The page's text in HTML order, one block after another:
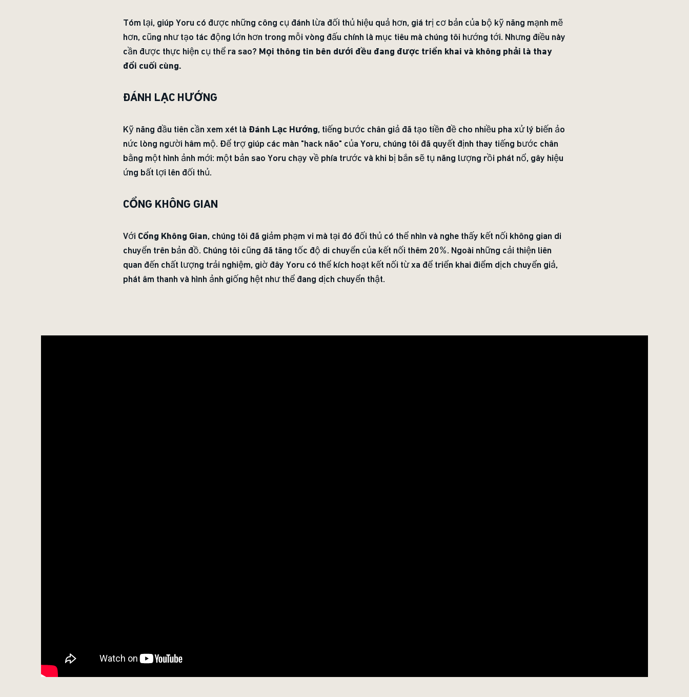
Tóm lại, giúp Yoru có được những công cụ đánh lừa đối thủ hiệu quả hơn, giá trị cơ bản của bộ kỹ năng mạnh mẽ
hơn, cũng như tạo tác động lớn hơn trong mỗi vòng đấu chính là mục tiêu mà chúng tôi hướng tới. Nhưng điều này
cần được thực hiện cụ thể ra sao? Mọi thông tin bên dưới đều đang được triển khai và không phải là thay
đổi cuối cùng.
ĐÁNH LẠC HƯỚNG
Kỹ năng đầu tiên cần xem xét là Đánh Lạc Hướng, tiếng bước chân giả đã tạo tiền đề cho nhiều pha xử lý biến ảo
nức lòng người hâm mộ. Để trợ giúp các màn "hack não" của Yoru, chúng tôi đã quyết định thay tiếng bước chân
bằng một hình ảnh mới: một bản sao Yoru chạy về phía trước và khi bị bắn sẽ tụ năng lượng rồi phát nổ, gây hiệu
ứng bất lợi lên đối thủ.
CỔNG KHÔNG GIAN
Với Cổng Không Gian, chúng tôi đã giảm phạm vi mà tại đó đối thủ có thể nhìn và nghe thấy kết nối không gian di
chuyển trên bản đồ. Chúng tôi cũng đã tăng tốc độ di chuyển của kết nối thêm 20%. Ngoài những cải thiện liên
quan đến chất lượng trải nghiệm, giờ đây Yoru có thể kích hoạt kết nối từ xa để triển khai điểm dịch chuyển giả,
phát âm thanh và hình ảnh giống hệt như thể đang dịch chuyển thật.